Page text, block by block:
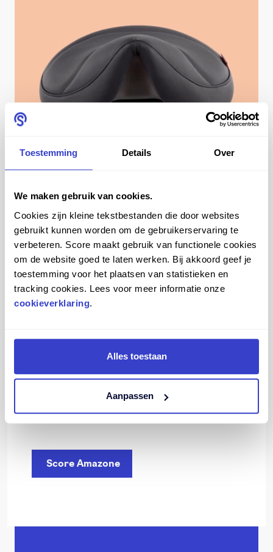
Toestemming Details Over
We maken gebruik van cookies.
Cookies zijn kleine tekstbestanden die door websites
gebruikt kunnen worden om de gebruikerservaring te
verbeteren. Score maakt gebruik van functionele cookies
om de website goed te laten werken. Bij akkoord geef je
toestemming voor het plaatsen van statistieken en
tracking cookies. Lees voor meer informatie onze
cookieverklaring.
Alles toestaan
Aanpassen
De Score Amazone
zadelzitting
smallere zitting dan de Jumper, waardoor je
Score Amazone